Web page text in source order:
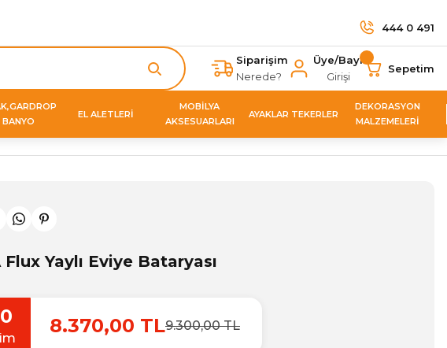
444 0 491
Siparişim
Nerede?
Üye/Bayi
Girişi
Sepetim
BANYO
EL ALETLERİ
MOBİLYA
AKSESUARLARI
AYAKLAR TEKERLER
DEKORASYON
MALZEMELERİ
Flux Yaylı Eviye Bataryası
8.370,00 TL9.300,00 TL